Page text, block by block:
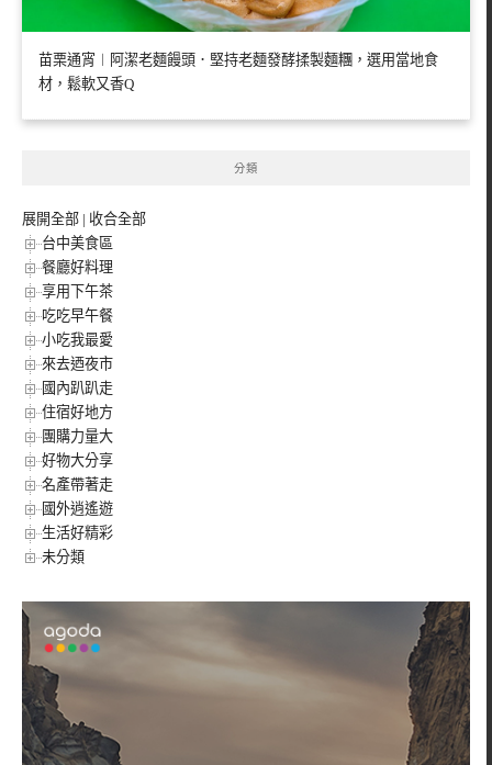
苗栗通宵︱阿潔老麵饅頭．堅持老麵發酵揉製麵糰，選用當地食
材，鬆軟又香Q
分類
展開全部 | 收合全部
台中美食區
餐廳好料理
享用下午茶
吃吃早午餐
小吃我最愛
來去迺夜市
國內趴趴走
住宿好地方
團購力量大
好物大分享
名產帶著走
國外逍遙遊
生活好精彩
未分類